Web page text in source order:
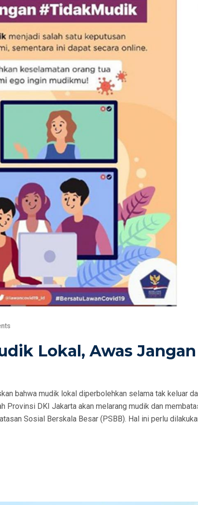
Lokal, Awas Jangan
bahwa mudik lokal diperbolehkan selama tak keluar
Provinsi DKI Jakarta akan melarang mudik dan
Sosial Berskala Besar (PSBB). Hal ini perlu